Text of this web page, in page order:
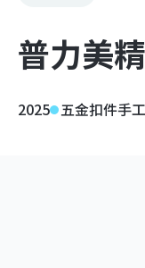
普力美
2025 五金扣件手